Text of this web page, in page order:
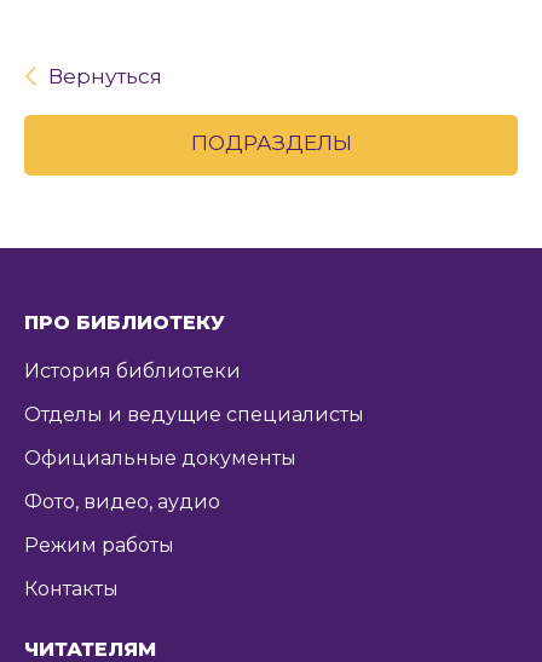
Вернуться
ПОДРАЗДЕЛЫ
ПРО БИБЛИОТЕКУ
История библиотеки
Отделы и ведущие специалисты
Официальные документы
Фото, видео, аудио
Режим работы
Контакты
ЧИТАТЕЛЯМ